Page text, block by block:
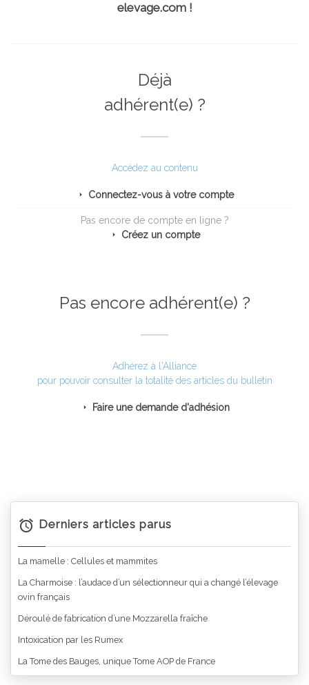
elevage.com !
Déjà
adhérent(e) ?
Accédez au contenu
Connectez-vous à votre compte
Pas encore de compte en ligne ?
Créez un compte
Pas encore adhérent(e) ?
Adhérez à l'Alliance
pour pouvoir consulter la totalité des articles du bulletin
Faire une demande d'adhésion
Derniers articles parus
La mamelle : Cellules et mammites
La Charmoise : l’audace d’un sélectionneur qui a changé l’élevage
ovin français
Déroulé de fabrication d’une Mozzarella fraîche
Intoxication par les Rumex
La Tome des Bauges, unique Tome AOP de France